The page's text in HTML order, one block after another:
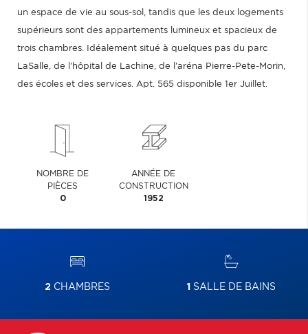
un espace de vie au sous-sol, tandis que les deux logements
supérieurs sont des appartements lumineux et spacieux de
trois chambres. Idéalement situé à quelques pas du parc
LaSalle, de l'hôpital de Lachine, de l'aréna Pierre-Pete-Morin,
des écoles et des services. Apt. 565 disponible 1er Juillet.
NOMBRE DE
PIÈCES
0
ANNÉE DE
CONSTRUCTION
1952
2CHAMBRES 1 SALLE DE BAINS